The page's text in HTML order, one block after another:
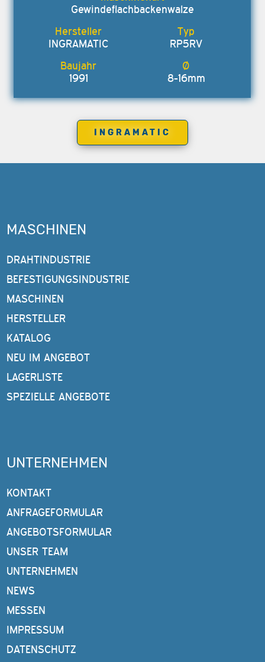
Gewindeflachbackenwalze
INGRAMATIC RP5RV
1991 8-16mm
INGRAMATIC
MASCHINEN
DRAHTINDUSTRIE
BEFESTIGUNGSINDUSTRIE
MASCHINEN
HERSTELLER
KATALOG
NEU IM ANGEBOT
LAGERLISTE
SPEZIELLE ANGEBOTE
UNTERNEHMEN
KONTAKT
ANFRAGEFORMULAR
ANGEBOTSFORMULAR
UNSER TEAM
UNTERNEHMEN
NEWS
MESSEN
IMPRESSUM
DATENSCHUTZ